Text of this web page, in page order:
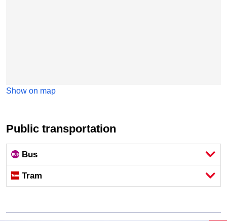
Show on map
Public transportation
Bus
Tram